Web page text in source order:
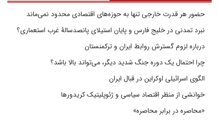
حضور هر قدرت خارجی تنها به حوزه‌های اقتصادی محدود نمی‌ماند
نبرد تمدنی در خلیج فارس و پایان استیلای پانصدسالۀ غرب استعماری؟
درباره لزوم گسترش روابط ایران و ترکمنستان
چرا احتمال یک دوره جنگ شدید دیگر، می‌تواند بالا باشد؟
الگوی اسرائیلی اوکراین در قبال ایران
خوانشی از منظر اقتصاد سیاسی و ژئوپلیتیک کریدورها
«محاصره در برابر محاصره»